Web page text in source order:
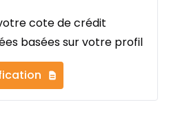
cote de crédit
basées sur votre profil